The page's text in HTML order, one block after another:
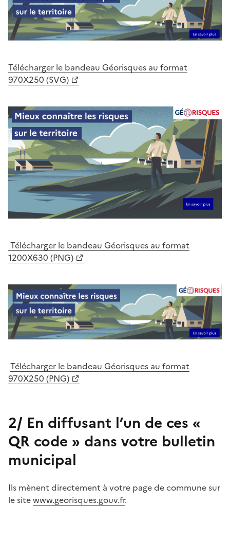
Télécharger le bandeau Géorisques au format
970X250 (SVG)
Télécharger le bandeau Géorisques au format
1200X630 (PNG)
Télécharger le bandeau Géorisques au format
970X250 (PNG)
2/ En diffusant l’un de ces «
QR code » dans votre bulletin
municipal
Ils mènent directement à votre page de commune sur
le sitewww.georisques.gouv.fr.